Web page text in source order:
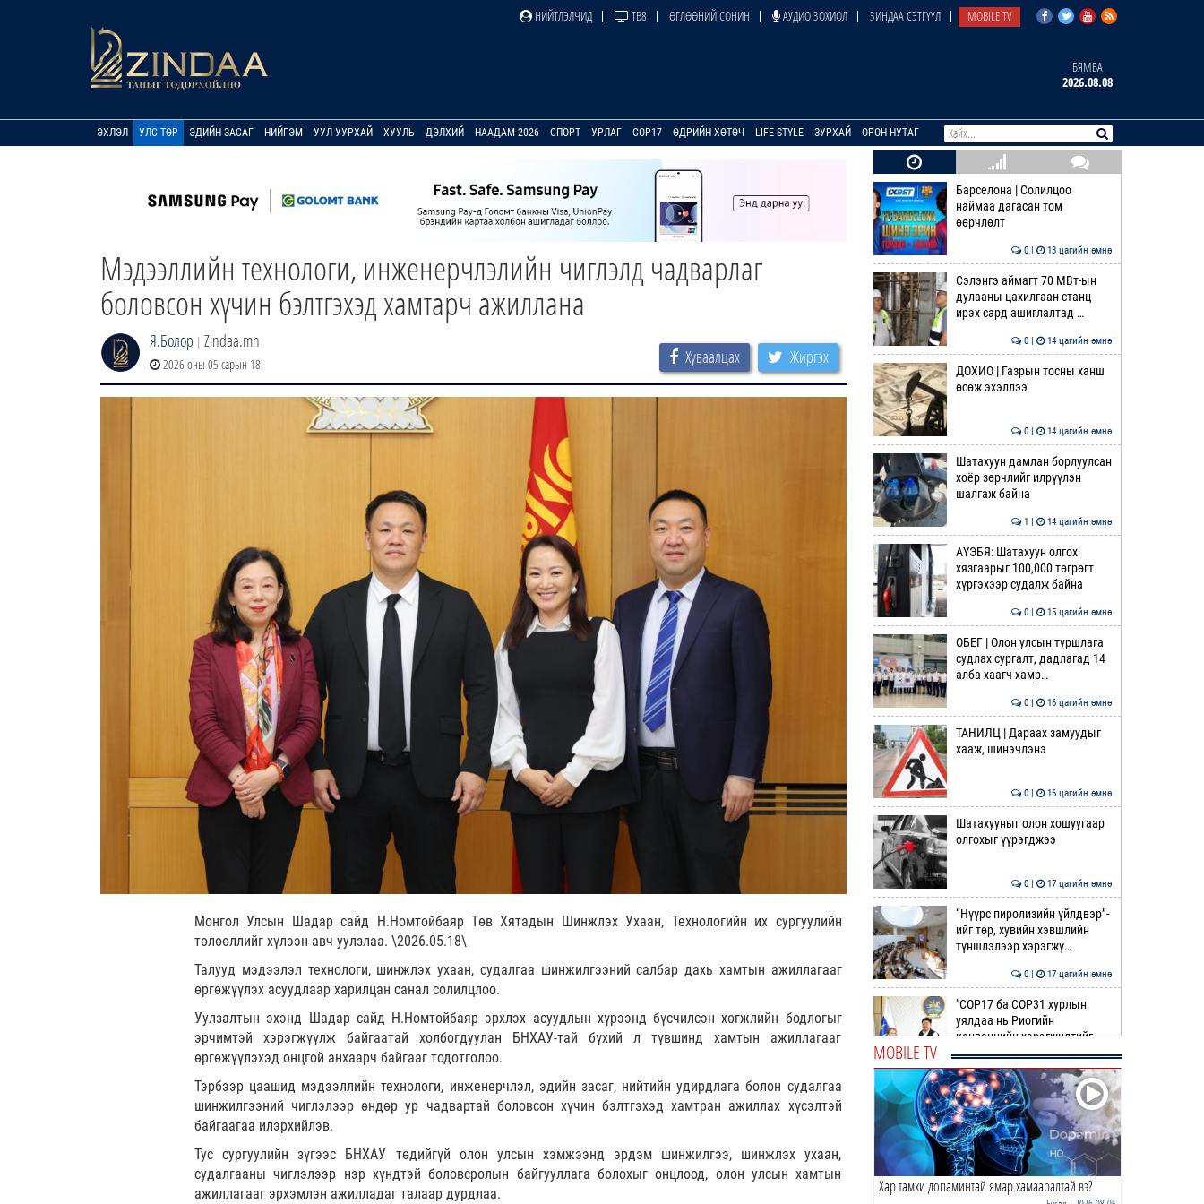
НИЙТЛЭЛЧИД ТВ8 ӨГЛӨӨНИЙ СОНИН АУДИО ЗОХИОЛ ЗИНДАА СЭТГҮҮЛ MOBILE TV
БЯМБА
2026.08.08
ЭХЛЭЛ УЛС ТӨР ЭДИЙН ЗАСАГ НИЙГЭМ УУЛ УУРХАЙ ХУУЛЬ ДЭЛХИЙ НААДАМ-2026 СПОРТ УРЛАГ COP17 ӨДРИЙН ХӨТӨЧ LIFE STYLE ЗУРХАЙ ОРОН НУТАГ
Мэдээллийн технологи, инженерчлэлийн чиглэлд чадварлаг
боловсон хүчин бэлтгэхэд хамтарч ажиллана
Я.Болор | Zindaa.mn
2026 оны 05 сарын 18 Хуваалцах Жиргэх
Монгол Улсын Шадар сайд Н.Номтойбаяр Төв Хятадын Шинжлэх Ухаан, Технологийн их сургуулийн
төлөөллийг хүлээн авч уулзлаа. \2026.05.18\
Талууд мэдээлэл технологи, шинжлэх ухаан, судалгаа шинжилгээний салбар дахь хамтын ажиллагааг
өргөжүүлэх асуудлаар харилцан санал солилцлоо.
Уулзалтын эхэнд Шадар сайд Н.Номтойбаяр эрхлэх асуудлын хүрээнд бүсчилсэн хөгжлийн бодлогыг
эрчимтэй хэрэгжүүлж байгаатай холбогдуулан БНХАУ-тай бүхий л түвшинд хамтын ажиллагааг
өргөжүүлэхэд онцгой анхаарч байгааг тодотголоо.
Тэрбээр цаашид мэдээллийн технологи, инженерчлэл, эдийн засаг, нийтийн удирдлага болон судалгаа
шинжилгээний чиглэлээр өндөр ур чадвартай боловсон хүчин бэлтгэхэд хамтран ажиллах хүсэлтэй
байгаагаа илэрхийлэв.
Тус сургуулийн зүгээс БНХАУ төдийгүй олон улсын хэмжээнд эрдэм шинжилгээ, шинжлэх ухаан,
судалгааны чиглэлээр нэр хүндтэй боловсролын байгууллага болохыг онцлоод, олон улсын хамтын
ажиллагааг эрхэмлэн ажилладаг талаар дурдлаа.
Барселона | Солилцоо
наймаа дагасан том
өөрчлөлт
0 | 13 цагийн өмнө
Сэлэнгэ аймагт 70 МВт-ын
дулааны цахилгаан станц
ирэх сард ашиглалтад …
0 | 14 цагийн өмнө
ДОХИО | Газрын тосны ханш
өсөж эхэллээ
0 | 14 цагийн өмнө
Шатахуун дамлан борлуулсан
хоёр зөрчлийг илрүүлэн
шалгаж байна
1 | 14 цагийн өмнө
АҮЭБЯ: Шатахуун олгох
хязгаарыг 100,000 төгрөгт
хүргэхээр судалж байна
0 | 15 цагийн өмнө
ОБЕГ | Олон улсын туршлага
судлах сургалт, дадлагад 14
алба хаагч хамр…
0 | 16 цагийн өмнө
ТАНИЛЦ | Дараах замуудыг
хааж, шинэчлэнэ
0 | 16 цагийн өмнө
Шатахууныг олон хошуугаар
олгохыг үүрэгджээ
0 | 17 цагийн өмнө
“Нүүрс пиролизийн үйлдвэр”-
ийг төр, хувийн хэвшлийн
түншлэлээр хэрэгжү…
0 | 17 цагийн өмнө
"COP17 ба COP31 хурлын
уялдаа нь Риогийн
конвенцийн хэрэгжилтийг
ахиул…
Монгол төрийн парадокс нь
шатахуун
0 | 18 цагийн өмнө
Б.Пүрэвдагва: Найман
MOBILE TV
Хар тамхи допаминтай ямар хамааралтай вэ?